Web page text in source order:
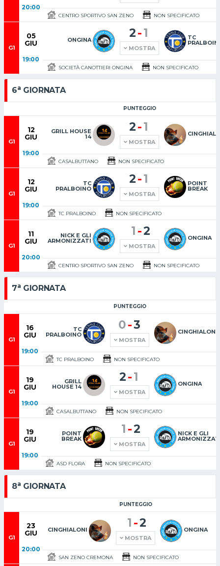
20:00
CENTRO SPORTIVO SAN ZENO NON SPECIFICATO
G1
05
GIU
19:00
ONGINA 2-1
MOSTRA
TC
SOCIETÀ CANOTTIERI ONGINA NON SPECIFICATO
6a GIORNATA
PUNTEGGIO
G1
12
GIU
19:00
GRILL HOUSE
14
2-1
MOSTRA
CASALBUTTANO NON SPECIFICATO
G1
12
GIU
19:00
TC
PRALBOINO
2-1
MOSTRA
POINT
BREAK
TC PRALBOINO NON SPECIFICATO
G1
11
GIU
20:00
NICK E GLI
ARMONIZZATI
1 -2
MOSTRA
ONGINA
CENTRO SPORTIVO SAN ZENO NON SPECIFICATO
7a GIORNATA
PUNTEGGIO
G1
16
GIU
19:00
TC
PRALBOINO
0-3
MOSTRA
CINGHIALONI
TC PRALBOINO NON SPECIFICATO
G1
19
GIU
19:00
GRILL
HOUSE 14
2-1
MOSTRA
ONGINA
CASALBUTTANO NON SPECIFICATO
G1
19
GIU
19:00
POINT
BREAK
1 -2
MOSTRA
NICK E GLI
ASD FLORA NON SPECIFICATO
8a GIORNATA
PUNTEGGIO
G1
23
GIU
20:00
CINGHIALONI 1 -2
MOSTRA
ONGINA
SAN ZENO CREMONA NON SPECIFICATO